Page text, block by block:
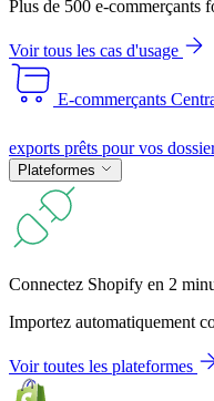
Plus de 500 e-commerçants
Voir tous les cas d'usage
E-commerçants
exports prêts pour vos
Plateformes
Connectez Shopify en 2
Importez automatiquement
Voir toutes les plateformes